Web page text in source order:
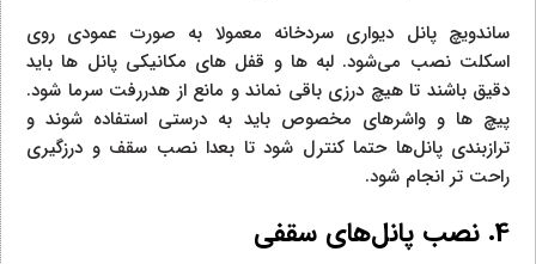
ساندویچ پانل دیواری سردخانه معمولا به صورت عمودی روی
اسکلت نصب می‌شود. لبه‌ ها و قفل‌ های مکانیکی پانل‌ ها باید
دقیق باشند تا هیچ درزی باقی نماند و مانع از هدررفت سرما شود.
پیچ‌ ها و واشرهای مخصوص باید به درستی استفاده شوند و
ترازبندی پانل‌ها حتما کنترل شود تا بعدا نصب سقف و درزگیری
راحت‌ تر انجام شود.
4. نصب پانل‌های سقفی